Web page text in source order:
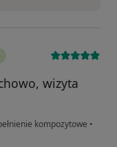
wizyta
kompozytowe •